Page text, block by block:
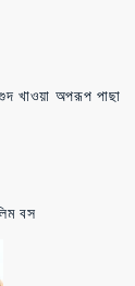
খাওয়া অপরূপ পাছা
বস